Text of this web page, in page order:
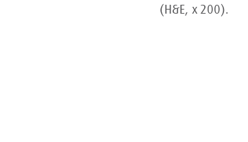
(H&E, x 200).